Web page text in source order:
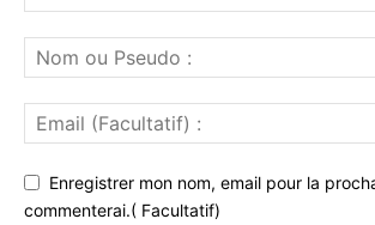
Enregistrer mon nom, email pour la
commenterai.( Facultatif)